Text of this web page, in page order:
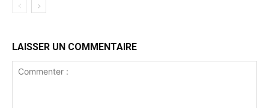
LAISSER UN COMMENTAIRE